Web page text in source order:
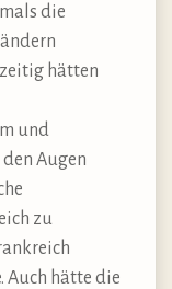
die
hätten
und
Augen
zu
Auch hätte die